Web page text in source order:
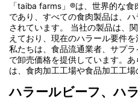
「taiba farms」®は、世界的な
であり、すべての食肉製品は、
されています。 当社の製品は、
えており、現在のハラール要件を
私たちは、食品流通業者、サプ
で卸売価格を提供しています。
は、食肉加工工場や食品加工工場
ハラールビーフ、ハ